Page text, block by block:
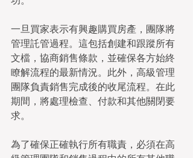
一旦買家表示有興趣購買房產，團隊將
管理託管過程。這包括創建和跟蹤所有
文檔，協商銷售條款，並確保各方始終
瞭解流程的最新情況。此外，高級管理
團隊負責銷售完成後的收尾流程。在此
期間，將處理檢查、付款和其他關閉要
求。
為了確保正確執行所有職責，必須在高